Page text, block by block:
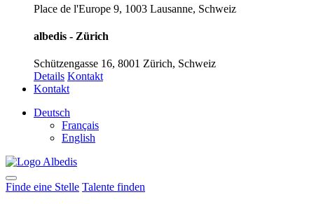
Place de l'Europe 9, 1003 Lausanne, Schweiz
albedis - Zürich
Schützengasse 16, 8001 Zürich, Schweiz
Details Kontakt
Kontakt
Deutsch
Français
English
Finde eine Stelle Talente finden